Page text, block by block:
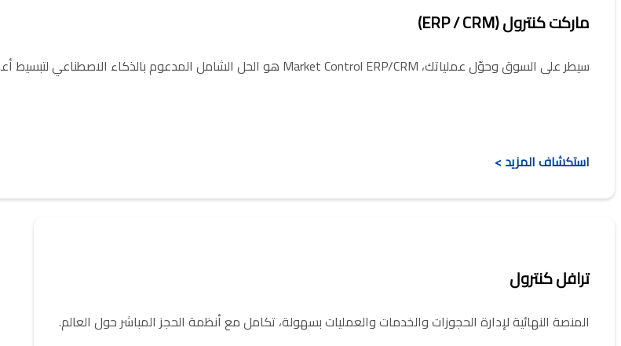
ماركت كنترول (ERP / CRM)
سيطر على السوق وحوّل عملياتك، Market Control ERP/CRM هو الحل الشامل المدعوم بالذكاء الاصطناعي لتبسيط أعمالك.
استكشاف المزيد >
ترافل كنترول
المنصة النهائية لإدارة الحجوزات والخدمات والعمليات بسهولة، تكامل مع أنظمة الحجز المباشر حول العالم.